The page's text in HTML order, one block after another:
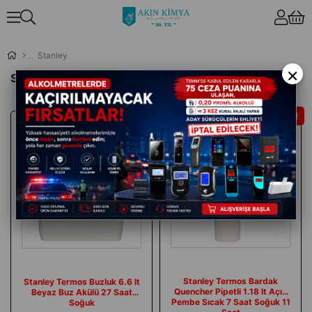
Stanley
Stanley
Stanley Termos Buzluk 6.6 lt
Beyaz Buz Akülü 27 Saat
Soğuk
İndirim
Ücretsiz
Kargo
Stanley Termos Bardak
Quencher Pipetli 1.18 lt Açık
Pembe Sıcak 7 Saat Soğuk 11
İndirim
×